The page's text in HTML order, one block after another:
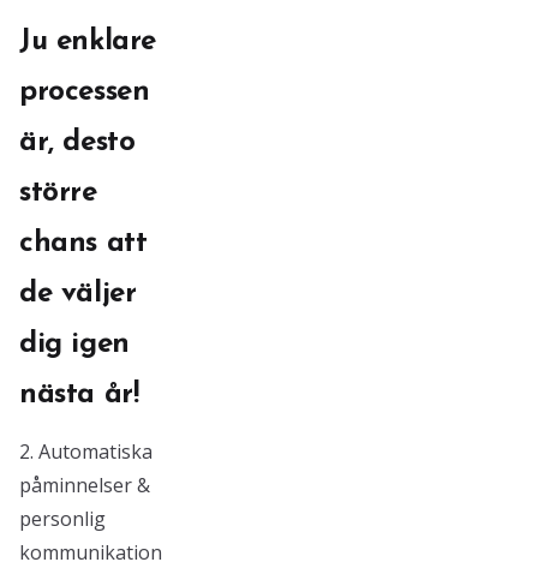
Ju enklare
processen
är, desto
större
chans att
de väljer
dig igen
nästa år!
2. Automatiska
påminnelser &
personlig
kommunikation